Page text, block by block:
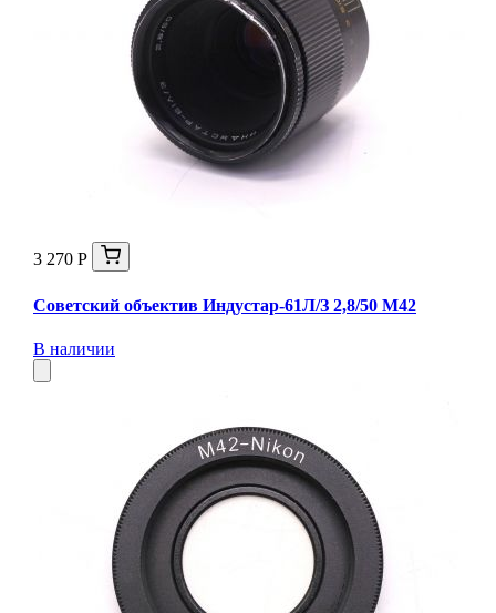
3 270 Р
Советский объектив Индустар-61Л/З 2,8/50 М42
В наличии